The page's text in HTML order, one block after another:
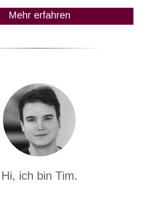
Mehr erfahren
Hi, ich bin Tim.